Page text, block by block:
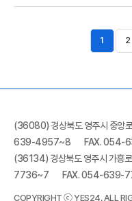
1 2
(36080) 경상북도 영주시 중앙
639-4957~8
FAX. 054-
(36134) 경상북도 영주시 가흥
7736~7
FAX. 054-639-
COPYRIGHT ⓒ YES24. ALL